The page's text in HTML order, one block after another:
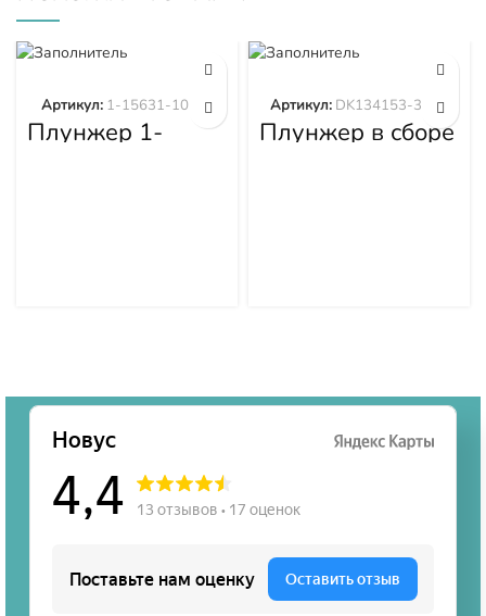
Плунжер 1-
15631-101-0
Артикул: 1-15631-101-0
Плунжер в сборе
DK134153-3520
Артикул: DK134153-3520